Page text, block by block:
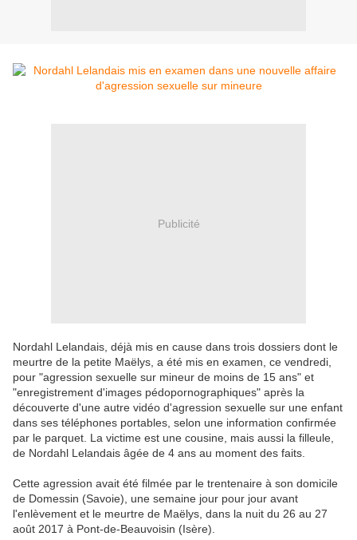
Publicité
Nordahl Lelandais, déjà mis en cause dans trois dossiers dont le
meurtre de la petite Maëlys, a été mis en examen, ce vendredi,
pour "agression sexuelle sur mineur de moins de 15 ans" et
"enregistrement d'images pédopornographiques" après la
découverte d'une autre vidéo d'agression sexuelle sur une enfant
dans ses téléphones portables, selon une information confirmée
par le parquet. La victime est une cousine, mais aussi la filleule,
de Nordahl Lelandais âgée de 4 ans au moment des faits.
Cette agression avait été filmée par le trentenaire à son domicile
de Domessin (Savoie), une semaine jour pour jour avant
l'enlèvement et le meurtre de Maëlys, dans la nuit du 26 au 27
août 2017 à Pont-de-Beauvoisin (Isère).